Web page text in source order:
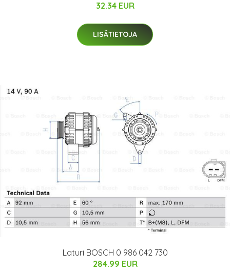
32.34 EUR
LISÄTIETOJA
Laturi BOSCH 0 986 042 730
284.99 EUR